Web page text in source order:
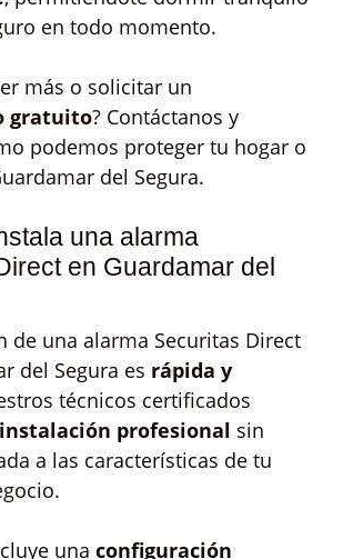
en todo momento.
más o solicitar un
gratuito? Contáctanos y
podemos proteger tu hogar o
del Segura.
una alarma
en Guardamar del
de una alarma Securitas Direct
del Segura es rápida y
técnicos certificados
instalación profesional sin
a las características de tu
una configuración